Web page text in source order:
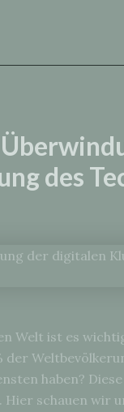
des
Welt ist es
der
haben?
Hier schauen wir